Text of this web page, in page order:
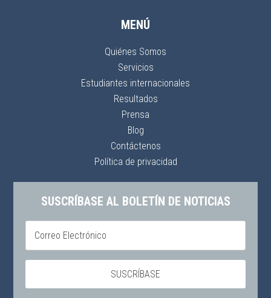
MENÚ
Quiénes Somos
Servicios
Estudiantes internacionales
Resultados
Prensa
Blog
Contáctenos
Política de privacidad
SUSCRÍBASE AL BOLETÍN DE NOTICIAS